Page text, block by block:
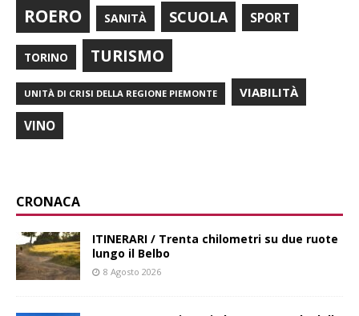
ROERO SANITÀ SCUOLA SPORT
TORINO TURISMO
UNITÀ DI CRISI DELLA REGIONE PIEMONTE VIABILITÀ
VINO
CRONACA
ITINERARI / Trenta chilometri su due ruote
lungo il Belbo
8 Agosto 2026